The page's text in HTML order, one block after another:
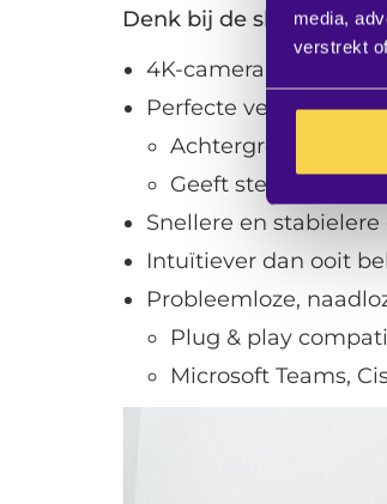
media,
verstrekt
Denk bij de slimme
4K-camera's voor
Perfecte
Achtergrondgeluid
Geeft sterk
Snellere en
Intuïtiever dan ooit
Probleemloze,
Plug & play
Microsoft Teams,